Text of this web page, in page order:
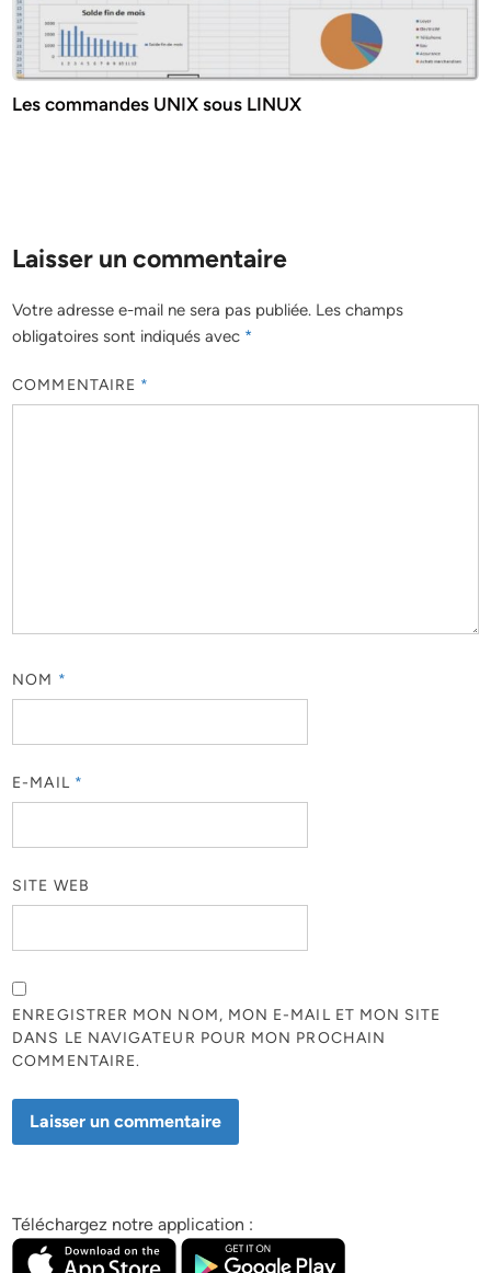
Les commandes UNIX sous LINUX
Laisser un commentaire
Votre adresse e-mail ne sera pas publiée. Les champs
obligatoires sont indiqués avec *
COMMENTAIRE *
NOM *
E-MAIL *
SITE WEB
ENREGISTRER MON NOM, MON E-MAIL ET MON SITE
DANS LE NAVIGATEUR POUR MON PROCHAIN
COMMENTAIRE.
Téléchargez notre application :